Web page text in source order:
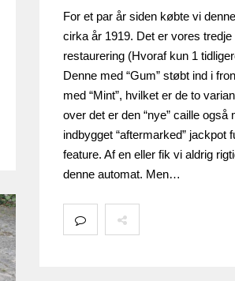
For et par år siden købte vi
cirka år 1919. Det er vores tredje
restaurering (Hvoraf kun 1
Denne med “Gum” støbt ind i
med “Mint”, hvilket er de to
over det er den “nye” caille også
indbygget “aftermarked” jackpot
feature. Af en eller fik vi aldrig
denne automat. Men…